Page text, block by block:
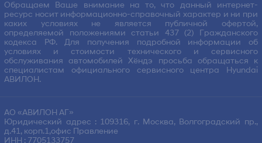
Обращаем Ваше внимание на то, что данный интернет-
ресурс носит информационно-справочный характер и ни при
каких условиях не является публичной офертой,
определяемой положениями статьи 437 (2) Гражданского
кодекса РФ. Для получения подробной информации об
условиях и стоимости технического и сервисного
обслуживания автомобилей Хёндэ просьба обращаться к
специалистам официального сервисного центра Hyundai
АВИЛОН.
АО «АВИЛОН АГ»
Юридический адрес : 109316, г. Москва, Волгоградский пр.,
д.41, корп.1,офис Правление
ИНН : 7705133757